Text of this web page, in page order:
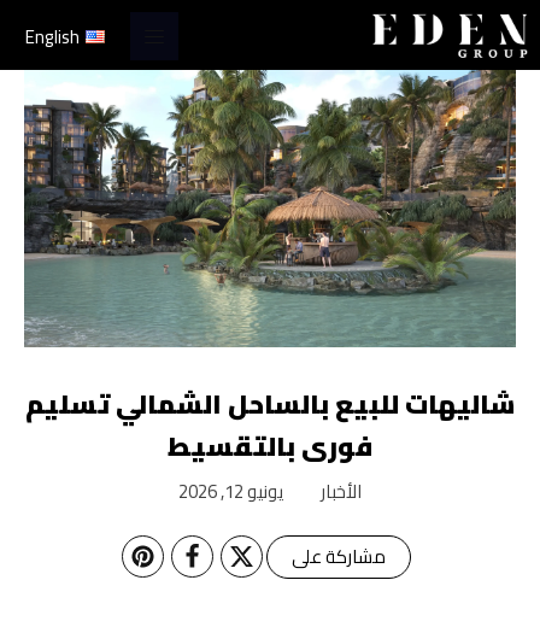
English
شاليهات للبيع بالساحل الشمالي تسليم
فورى بالتقسيط
الأخبار
يونيو 12, 2026
مشاركة على